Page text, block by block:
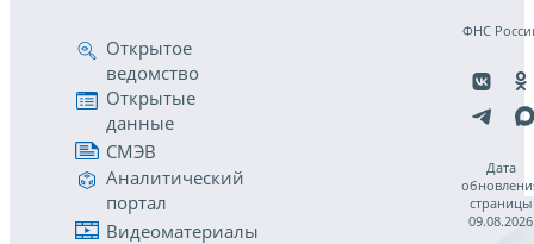
Открытое
ведомство
Открытые
данные
СМЭВ
Аналитический
портал
Видеоматериалы
ФНС
Дата
страницы
09.08.2026